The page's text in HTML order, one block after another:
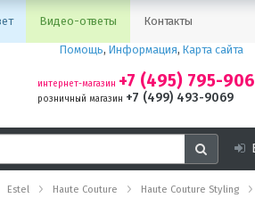
Видео-ответы Контакты
Помощь, Информация, Карта сайта
интернет-магазин +7 (495) 795-
розничный магазин +7 (499) 493-9069
Estel Haute Couture
Haute Couture Styling